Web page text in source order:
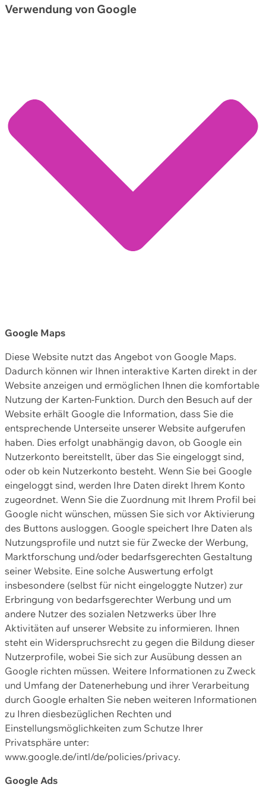
Verwendung von Google
Google Maps
Diese Website nutzt das Angebot von Google Maps.
Dadurch können wir Ihnen interaktive Karten direkt in der
Website anzeigen und ermöglichen Ihnen die komfortable
Nutzung der Karten-Funktion. Durch den Besuch auf der
Website erhält Google die Information, dass Sie die
entsprechende Unterseite unserer Website aufgerufen
haben. Dies erfolgt unabhängig davon, ob Google ein
Nutzerkonto bereitstellt, über das Sie eingeloggt sind,
oder ob kein Nutzerkonto besteht. Wenn Sie bei Google
eingeloggt sind, werden Ihre Daten direkt Ihrem Konto
zugeordnet. Wenn Sie die Zuordnung mit Ihrem Profil bei
Google nicht wünschen, müssen Sie sich vor Aktivierung
des Buttons ausloggen. Google speichert Ihre Daten als
Nutzungsprofile und nutzt sie für Zwecke der Werbung,
Marktforschung und/oder bedarfsgerechten Gestaltung
seiner Website. Eine solche Auswertung erfolgt
insbesondere (selbst für nicht eingeloggte Nutzer) zur
Erbringung von bedarfsgerechter Werbung und um
andere Nutzer des sozialen Netzwerks über Ihre
Aktivitäten auf unserer Website zu informieren. Ihnen
steht ein Widerspruchsrecht zu gegen die Bildung dieser
Nutzerprofile, wobei Sie sich zur Ausübung dessen an
Google richten müssen. Weitere Informationen zu Zweck
und Umfang der Datenerhebung und ihrer Verarbeitung
durch Google erhalten Sie neben weiteren Informationen
zu Ihren diesbezüglichen Rechten und
Einstellungsmöglichkeiten zum Schutze Ihrer
Privatsphäre unter:
www.google.de/intl/de/policies/privacy.
Google Ads